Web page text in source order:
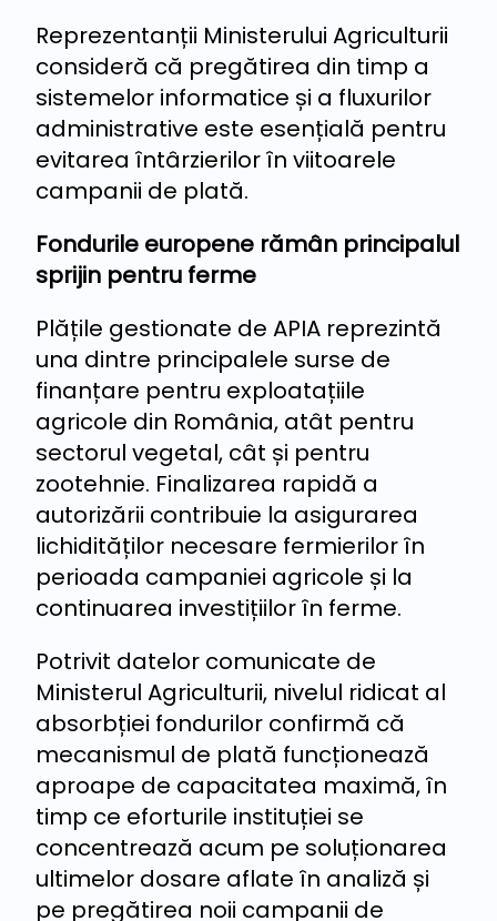
Reprezentanții Ministerului Agriculturii
consideră că pregătirea din timp a
sistemelor informatice și a fluxurilor
administrative este esențială pentru
evitarea întârzierilor în viitoarele
campanii de plată.
Fondurile europene rămân principalul
sprijin pentru ferme
Plățile gestionate de APIA reprezintă
una dintre principalele surse de
finanțare pentru exploatațiile
agricole din România, atât pentru
sectorul vegetal, cât și pentru
zootehnie. Finalizarea rapidă a
autorizării contribuie la asigurarea
lichidităților necesare fermierilor în
perioada campaniei agricole și la
continuarea investițiilor în ferme.
Potrivit datelor comunicate de
Ministerul Agriculturii, nivelul ridicat al
absorbției fondurilor confirmă că
mecanismul de plată funcționează
aproape de capacitatea maximă, în
timp ce eforturile instituției se
concentrează acum pe soluționarea
ultimelor dosare aflate în analiză și
pe pregătirea noii campanii de